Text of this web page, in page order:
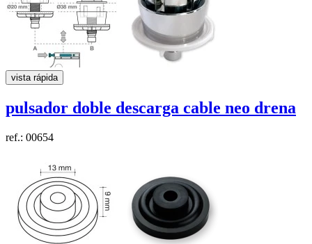
vista rápida
pulsador doble descarga cable neo drena
ref.: 00654